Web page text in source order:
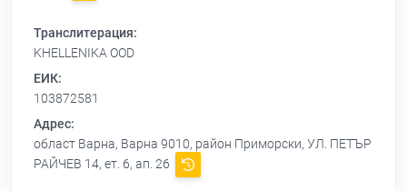
Транслитерация:
KHELLENIKA OOD
ЕИК:
103872581
Адрес:
област Варна, Варна 9010, район Приморски, УЛ. ПЕТЪР
РАЙЧЕВ 14, ет. 6, ап. 26